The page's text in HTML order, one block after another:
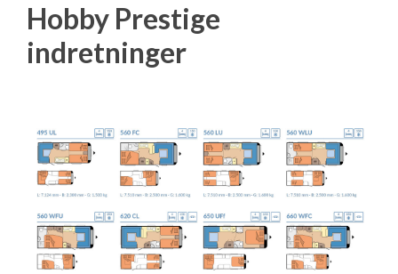
Hobby Prestige
indretninger